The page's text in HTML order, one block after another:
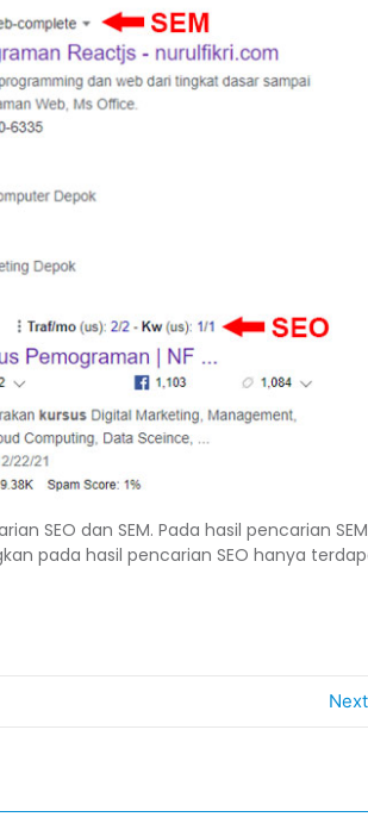
SEO dan SEM. Pada hasil pencarian
pada hasil pencarian SEO hanya